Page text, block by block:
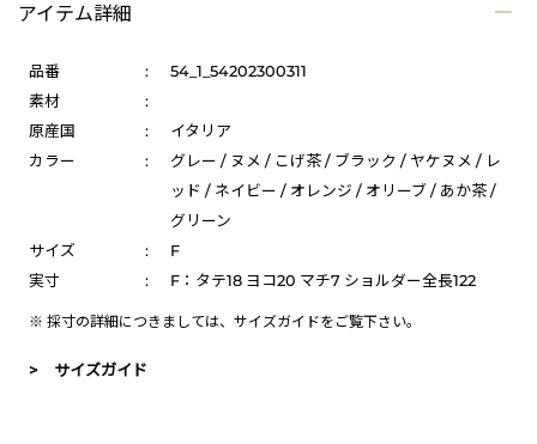
アイテム詳細
品番 :
54_1_54202300311
素材
:
原産国
:
イタリア
カラー
:
グレー / ヌメ / こげ茶 / ブラック / ヤケヌメ / レ
ッド / ネイビー / オレンジ / オリーブ / あか茶 /
グリーン
サイズ
:
F
実寸
: F：タテ18 ヨコ20 マチ7 ショルダー全長122
※ 採寸の詳細につきましては、 サイズガイドをご覧下さい。
> サイズガイド